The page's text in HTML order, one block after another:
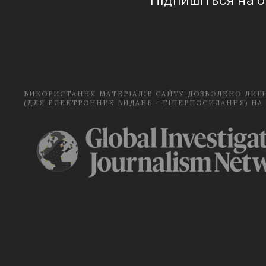
ВИКОРИСТАННЯ МАТЕРІАЛІВ САЙТУ ДОЗВОЛЕНО
(ДЛЯ ЕЛЕКТРОННИХ ВИДАНЬ - ГІПЕРПОСИЛАННЯ) НА